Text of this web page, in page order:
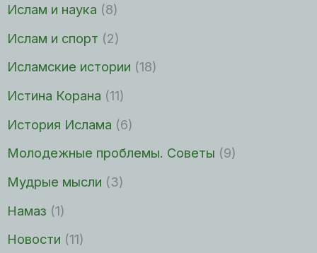
Ислам и наука (8)
Ислам и спорт (2)
Исламские истории (18)
Истина Корана (11)
История Ислама (6)
Молодежные проблемы. Советы (9)
Мудрые мысли (3)
Намаз (1)
Новости (11)